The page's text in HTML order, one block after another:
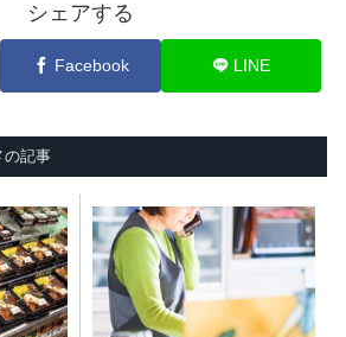
シェアする
Facebook LINE
の記事